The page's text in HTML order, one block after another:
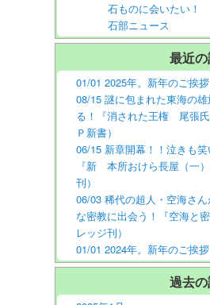
石ものに会いたい！
石部ニュース
最近
01/01 2025年。新年のご挨拶
08/15 謎に包まれた東海の
る！『消された王権 尾張
Ｐ新書）
06/15 新章開幕！！泣きも
『新 本所おけら長屋（一
刊）
06/03 稀代の超人・空海さ
な密教に出会う！『空海と
レッジ刊）
01/01 2024年。新年のご挨拶
過去